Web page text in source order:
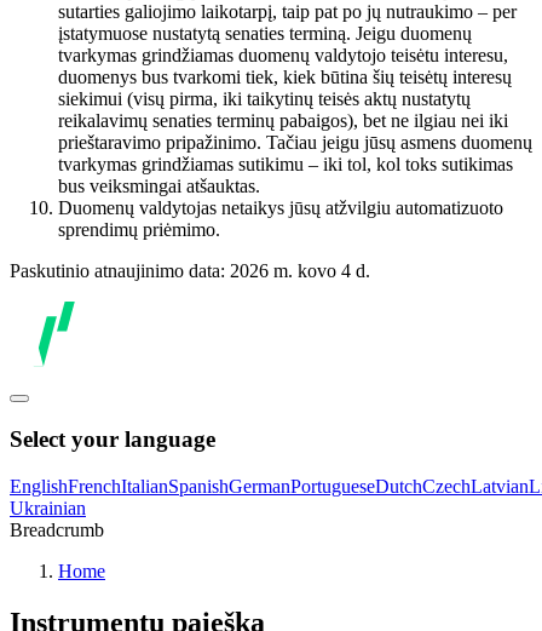
sutarties galiojimo laikotarpį, taip pat po jų nutraukimo – per
įstatymuose nustatytą senaties terminą. Jeigu duomenų
tvarkymas grindžiamas duomenų valdytojo teisėtu interesu,
duomenys bus tvarkomi tiek, kiek būtina šių teisėtų interesų
siekimui (visų pirma, iki taikytinų teisės aktų nustatytų
reikalavimų senaties terminų pabaigos), bet ne ilgiau nei iki
prieštaravimo pripažinimo. Tačiau jeigu jūsų asmens duomenų
tvarkymas grindžiamas sutikimu – iki tol, kol toks sutikimas
bus veiksmingai atšauktas.
Duomenų valdytojas netaikys jūsų atžvilgiu automatizuoto
sprendimų priėmimo.
Paskutinio atnaujinimo data: 2026 m. kovo 4 d.
Select your language
EnglishFrenchItalianSpanishGermanPortugueseDutchCzechLatvian
Ukrainian
Breadcrumb
Home
Instrumentų paieška